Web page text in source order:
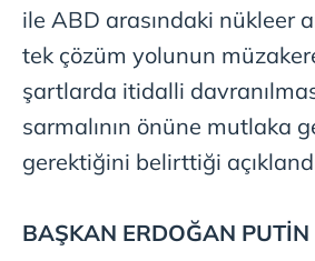
ile ABD arasındaki nükleer
tek çözüm yolunun
şartlarda itidalli
sarmalının önüne mutlaka
gerektiğini belirttiği
BAŞKAN ERDOĞAN PUTİN